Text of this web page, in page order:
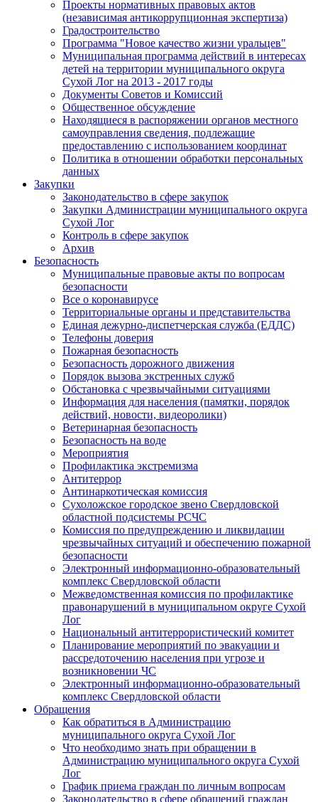
Проекты нормативных правовых актов
(независимая антикоррупционная экспертиза)
Градостроительство
Программа "Новое качество жизни уральцев"
Муниципальная программа действий в интересах
детей на территории муниципального округа
Сухой Лог на 2013 - 2017 годы
Документы Советов и Комиссий
Общественное обсуждение
Находящиеся в распоряжении органов местного
самоуправления сведения, подлежащие
предоставлению с использованием координат
Политика в отношении обработки персональных
данных
Закупки
Законодательство в сфере закупок
Закупки Администрации муниципального округа
Сухой Лог
Контроль в сфере закупок
Архив
Безопасность
Муниципальные правовые акты по вопросам
безопасности
Все о коронавирусе
Территориальные органы и представительства
Единая дежурно-диспетчерская служба (ЕДДС)
Телефоны доверия
Пожарная безопасность
Безопасность дорожного движения
Порядок вызова экстренных служб
Обстановка с чрезвычайными ситуациями
Информация для населения (памятки, порядок
действий, новости, видеоролики)
Ветеринарная безопасность
Безопасность на воде
Мероприятия
Профилактика экстремизма
Антитеррор
Антинаркотическая комиссия
Сухоложское городское звено Свердловской
областной подсистемы РСЧС
Комиссия по предупреждению и ликвидации
чрезвычайных ситуаций и обеспечению пожарной
безопасности
Электронный информационно-образовательный
комплекс Cвердловской области
Межведомственная комиссия по профилактике
правонарушений в муниципальном округе Сухой
Лог
Национальный антитеррористический комитет
Планирование мероприятий по эвакуации и
рассредоточению населения при угрозе и
возникновении ЧС
Электронный информационно-образовательный
комплекс Свердловской области
Обращения
Как обратиться в Администрацию
муниципального округа Сухой Лог
Что необходимо знать при обращении в
Администрацию муниципального округа Сухой
Лог
График приема граждан по личным вопросам
Законодательство в сфере обращений граждан